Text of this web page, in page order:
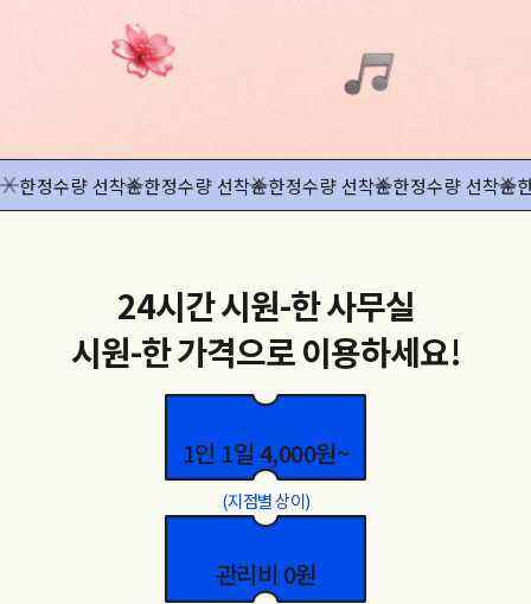
한정수량 선착순한정수량 선착순한정수량 선착순한정수량 선착순
24시간 시원-한 사무실
시원-한 가격으로 이용하세요!
1인 1일 4,000원~
(지점별 상이)
관리비 0원